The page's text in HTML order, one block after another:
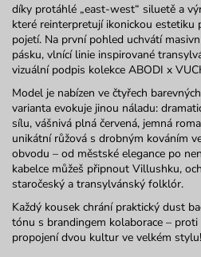
díky protáhlé „east-west“ siluetě a
které reinterpretují ikonickou estetiku
pojetí. Na první pohled uchvátí
pásku, vlnící linie inspirované
vizuální podpis kolekce ABODI x
Model je nabízen ve čtyřech
varianta evokuje jinou náladu:
sílu, vášnivá plná červená, jemná
unikátní růžová s drobným kováním
obvodu – od městské elegance po
kabelce můžeš připnout Villushku,
staročeský a transylvánský folklór.
Každý kousek chrání praktický dust
tónu s brandingem kolaborace –
propojení dvou kultur ve velkém stylu!